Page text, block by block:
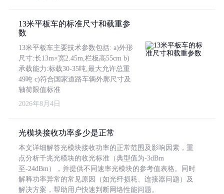
13米平板车的标准尺寸和载重参
数
13米平板车主要技术参数包括: a)外形
尺寸:长13m×宽2.45m,栏板高55cm b)
承载能力:标载30-35吨,最大允许总重
49吨 c)符合国家道路车辆外廓尺寸及
轴荷限值标准
2026年8月4日
光模块接收功率多少是正常
本文详细解答光模块接收功率的正常范围及影响因素，重
点分析千兆光模块的收光标准（典型值为-3dBm
至-24dBm），并提供不同速率光模块的参考值表格。同时
解释功率异常的常见原因（如光纤损耗、连接器问题）及
解决方案，帮助用户快速判断网络性能问题。